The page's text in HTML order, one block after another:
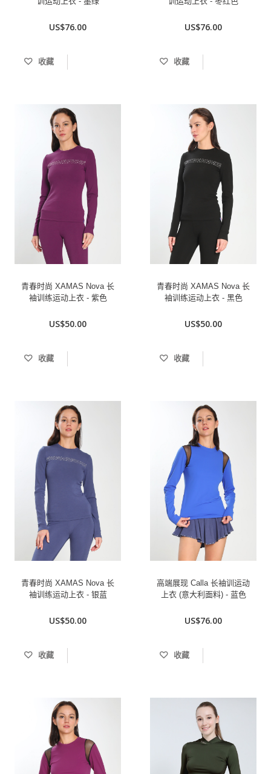
US$76.00
收藏
US$76.00
收藏
青春时尚 XAMAS Nova 长
袖训练运动上衣 - 紫色
US$50.00
收藏
青春时尚 XAMAS Nova 长
袖训练运动上衣 - 黑色
US$50.00
收藏
青春时尚 XAMAS Nova 长
袖训练运动上衣 - 银蓝
US$50.00
收藏
高端展现 Calla 长袖训运动
上衣 (意大利面料) - 蓝色
US$76.00
收藏